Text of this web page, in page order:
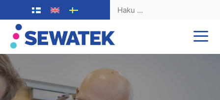
Haku:
Siirry
sisältöön